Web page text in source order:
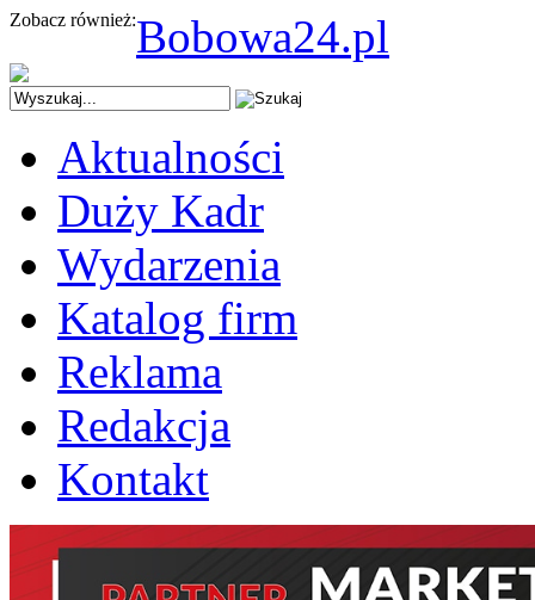
Zobacz również:Bobowa24.pl
Aktualności
Duży Kadr
Wydarzenia
Katalog firm
Reklama
Redakcja
Kontakt